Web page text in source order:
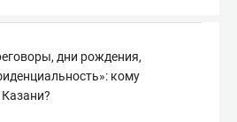
дни рождения,
кому